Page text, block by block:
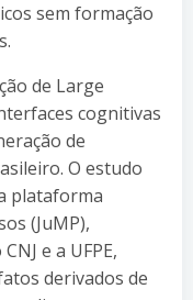
sem formação
de Large
cognitivas
de
O estudo
plataforma
(JuMP),
e a UFPE,
derivados de